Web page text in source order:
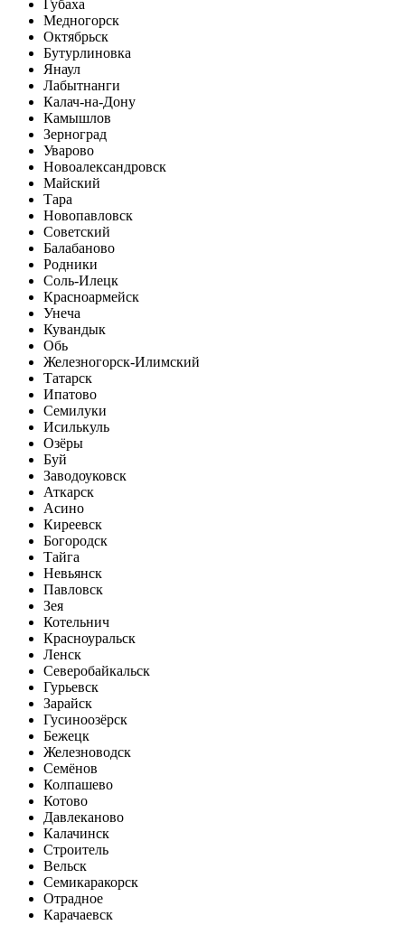
Губаха
Медногорск
Октябрьск
Бутурлиновка
Янаул
Лабытнанги
Калач-на-Дону
Камышлов
Зерноград
Уварово
Новоалександровск
Майский
Тара
Новопавловск
Советский
Балабаново
Родники
Соль-Илецк
Красноармейск
Унеча
Кувандык
Обь
Железногорск-Илимский
Татарск
Ипатово
Семилуки
Исилькуль
Озёры
Буй
Заводоуковск
Аткарск
Асино
Киреевск
Богородск
Тайга
Невьянск
Павловск
Зея
Котельнич
Красноуральск
Ленск
Северобайкальск
Гурьевск
Зарайск
Гусиноозёрск
Бежецк
Железноводск
Семёнов
Колпашево
Котово
Давлеканово
Калачинск
Строитель
Вельск
Семикаракорск
Отрадное
Карачаевск